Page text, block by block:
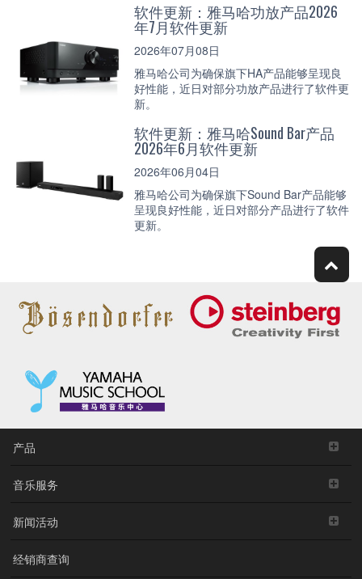
软件更新：雅马哈功放产品2026
年7月软件更新
2026年07月08日
雅马哈公司为确保旗下HA产品能够呈现良
好性能，近日对部分功放产品进行了软件更
新。
软件更新：雅马哈Sound Bar产品
2026年6月软件更新
2026年06月04日
雅马哈公司为确保旗下Sound Bar产品能够
呈现良好性能，近日对部分产品进行了软件
更新。
产品
音乐服务
新闻活动
经销商查询